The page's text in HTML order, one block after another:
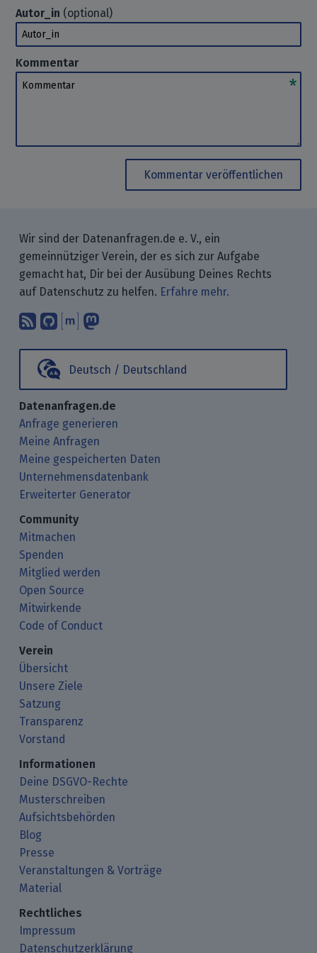
Autor_in (optional)
Autor_in
Kommentar
Kommentar
Kommentar veröffentlichen
Wir sind der Datenanfragen.de e. V., ein
gemeinnütziger Verein, der es sich zur Aufgabe
gemacht hat, Dir bei der Ausübung Deines Rechts
auf Datenschutz zu helfen. Erfahre mehr.
Abonniere unsere Blogbeiträge mit
Finde uns bei GitHub.
Unterhalte Dich mit uns über
Deutsch / Deutschland
Datenanfragen.de
Anfrage generieren
Meine Anfragen
Meine gespeicherten Daten
Unternehmensdatenbank
Erweiterter Generator
Community
Mitmachen
Spenden
Mitglied werden
Open Source
Mitwirkende
Code of Conduct
Verein
Übersicht
Unsere Ziele
Satzung
Transparenz
Vorstand
Informationen
Deine DSGVO-Rechte
Musterschreiben
Aufsichtsbehörden
Blog
Presse
Veranstaltungen & Vorträge
Material
Rechtliches
Impressum
Datenschutzerklärung